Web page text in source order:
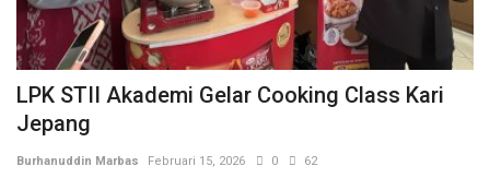
LPK STII Akademi Gelar Cooking Class Kari
Jepang
Burhanuddin Marbas Februari 15, 2026 0 62